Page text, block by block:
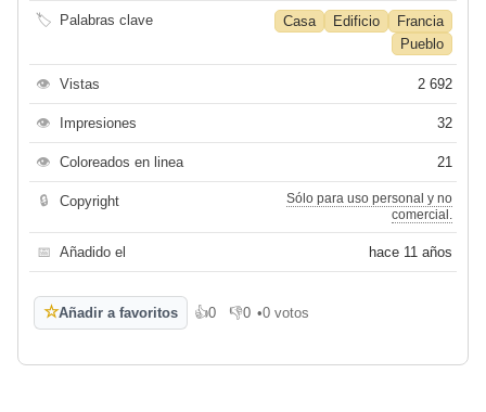
🏷 Palabras clave Casa Edificio
Francia
Pueblo
👁 Vistas 2 692
👁 Impresiones 32
👁 Coloreados en linea 21
🔒 Copyright
Sólo para uso personal y no
comercial.
📅 Añadido el hace 11 años
☆Añadir a favoritos 👍0
Me gusta
👎0
No me gusta
•0 votos